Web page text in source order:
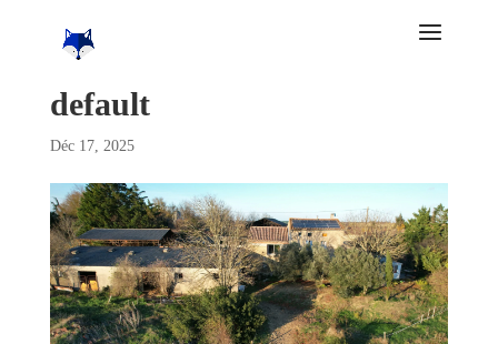
default
Déc 17, 2025